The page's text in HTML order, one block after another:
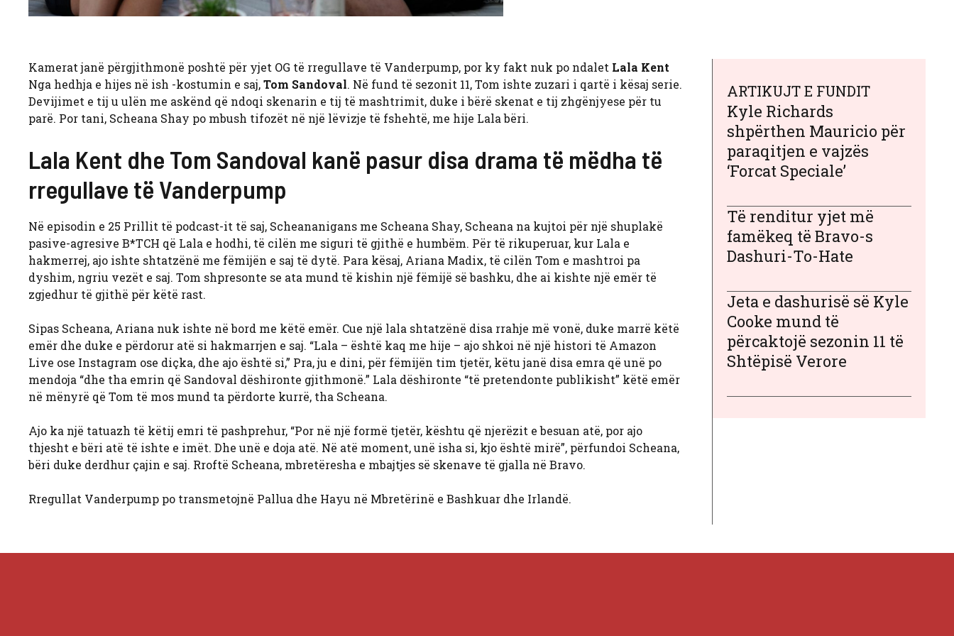
Kamerat janë përgjithmonë poshtë për yjet OG të rregullave të Vanderpump, por ky fakt nuk po ndalet Lala Kent
Nga hedhja e hijes në ish -kostumin e saj,Tom Sandoval. Në fund të sezonit 11, Tom ishte zuzari i qartë i kësaj serie.
Devijimet e tij u ulën me askënd që ndoqi skenarin e tij të mashtrimit, duke i bërë skenat e tij zhgënjyese për tu
parë. Por tani, Scheana Shay po mbush tifozët në një lëvizje të fshehtë, me hije Lala bëri.
Lala Kent dhe Tom Sandoval kanë pasur disa drama të mëdha të
rregullave të Vanderpump
Në episodin e 25 Prillit të podcast-it të saj, Scheananigans me Scheana Shay, Scheana na kujtoi për një shuplakë
pasive-agresive B*TCH që Lala e hodhi, të cilën me siguri të gjithë e humbëm. Për të rikuperuar, kur Lala e
hakmerrej, ajo ishte shtatzënë me fëmijën e saj të dytë. Para kësaj, Ariana Madix, të cilën Tom e mashtroi pa
dyshim, ngriu vezët e saj. Tom shpresonte se ata mund të kishin një fëmijë së bashku, dhe ai kishte një emër të
zgjedhur të gjithë për këtë rast.
Sipas Scheana, Ariana nuk ishte në bord me këtë emër. Cue një lala shtatzënë disa rrahje më vonë, duke marrë këtë
emër dhe duke e përdorur atë si hakmarrjen e saj. “Lala – është kaq me hije – ajo shkoi në një histori të Amazon
Live ose Instagram ose diçka, dhe ajo është si,” Pra, ju e dini, për fëmijën tim tjetër, këtu janë disa emra që unë po
mendoja “dhe tha emrin që Sandoval dëshironte gjithmonë.” Lala dëshironte “të pretendonte publikisht” këtë emër
në mënyrë që Tom të mos mund ta përdorte kurrë, tha Scheana.
Ajo ka një tatuazh të këtij emri të pashprehur, “Por në një formë tjetër, kështu që njerëzit e besuan atë, por ajo
thjesht e bëri atë të ishte e imët. Dhe unë e doja atë. Në atë moment, unë isha si, kjo është mirë”, përfundoi Scheana,
bëri duke derdhur çajin e saj. Rroftë Scheana, mbretëresha e mbajtjes së skenave të gjalla në Bravo.
Rregullat Vanderpump po transmetojnë Pallua dhe Hayu në Mbretërinë e Bashkuar dhe Irlandë.
ARTIKUJT E FUNDIT
Kyle Richards
shpërthen Mauricio për
paraqitjen e vajzës
‘Forcat Speciale’
Të renditur yjet më
famëkeq të Bravo-s
Dashuri-To-Hate
Jeta e dashurisë së Kyle
Cooke mund të
përcaktojë sezonin 11 të
Shtëpisë Verore